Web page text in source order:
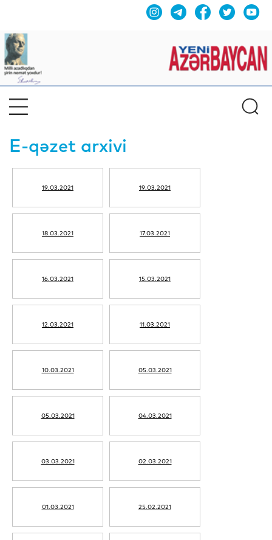
E-qəzet arxivi
19.03.2021 19.03.2021
18.03.2021 17.03.2021
16.03.2021 15.03.2021
12.03.2021 11.03.2021
10.03.2021 05.03.2021
05.03.2021 04.03.2021
03.03.2021 02.03.2021
01.03.2021 25.02.2021